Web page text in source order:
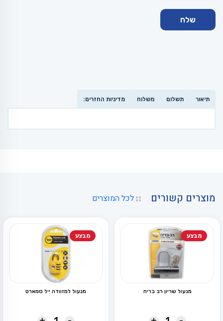
תיאור תשלום משלוח מדיניות החזרים:
מוצרים קשורים לכל המוצרים
מבצע
מנעול שריון רב בריח
מבצע
מנעול למזוודה ייל סמארט